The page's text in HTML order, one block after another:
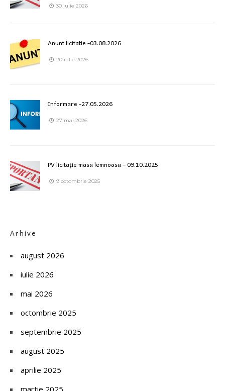
30 iulie 2026
Anunt licitatie -03.08.2026
20 iulie 2026
Informare -27.05.2026
27 mai 2026
PV licitație masa lemnoasa – 09.10.2025
9 octombrie 2025
Arhive
august 2026
iulie 2026
mai 2026
octombrie 2025
septembrie 2025
august 2025
aprilie 2025
martie 2025